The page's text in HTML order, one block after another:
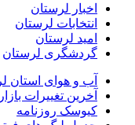
اخبار لرستان
انتخابات لرستان
امید لرستان
گردشگری لرستان
آب و هوای استان
آخرین تغییرات بازار
کیوسک روزنامه